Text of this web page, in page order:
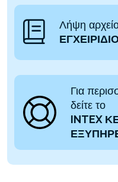
Λήψη
Για
δείτε το
INTEX